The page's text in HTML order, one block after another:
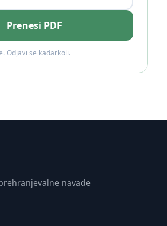
Prenesi PDF
Odjavi se kadarkoli.
navade